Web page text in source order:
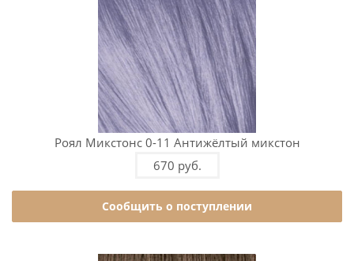
Роял Микстонс 0-11 Антижёлтый микстон
670 руб.
Сообщить о поступлении